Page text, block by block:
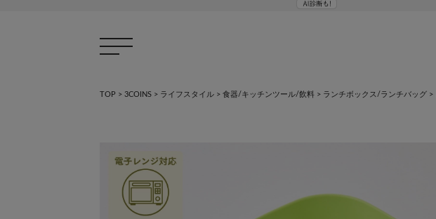
TOP > 3COINS > ライフスタイル > 食器/キッチンツール/飲料 > ランチボックス/ランチバッグ >